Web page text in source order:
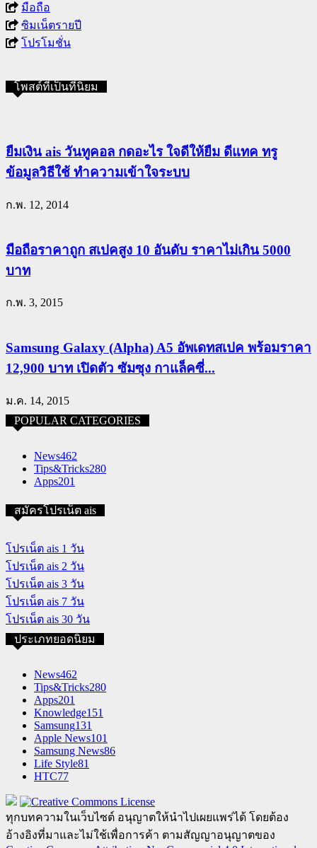
มือถือ
ซิมเน็ตรายปี
โปรโมชั่น
โพสต์ที่เป็นที่นิยม
ยืมเงิน ais วันทูคอล กดอะไร ใจดีให้ยืม ดีแทค ทรู
ข้อมูลวิธีใช้ ทำความเข้าใจระบบ
ก.พ. 12, 2014
มือถือราคาถูก สเปคสูง 10 อันดับ ราคาไม่เกิน 5000
บาท
ก.พ. 3, 2015
Samsung Galaxy (Alpha) A5 อัพเดทสเปค พร้อมราคา
12,900 บาท เปิดตัว ซัมซุง กาแล็คซี่...
ม.ค. 14, 2015
POPULAR CATEGORIES
News462
Tips&Tricks280
Apps201
สมัครโปรเน็ต ais
โปรเน็ต ais 1 วัน
โปรเน็ต ais 2 วัน
โปรเน็ต ais 3 วัน
โปรเน็ต ais 7 วัน
โปรเน็ต ais 30 วัน
ประเภทยอดนิยม
News462
Tips&Tricks280
Apps201
Knowledge151
Samsung131
Apple News101
Samsung News86
Life Style81
HTC77
ทุกบทความในเว็บไซต์ อนุญาตให้นำไปเผยแพร่ได้ โดยต้อง
อ้างอิงที่มาและไม่ใช้เพื่อการค้า ตามสัญญาอนุญาตของ